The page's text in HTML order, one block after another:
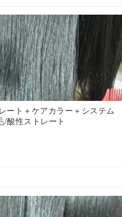
ート＋ケアカラー＋システム
酸性ストレート